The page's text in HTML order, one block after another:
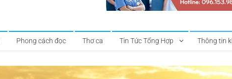
Phong cách đọc Thơ ca Tin Tức Tổng Hợp Thông tin